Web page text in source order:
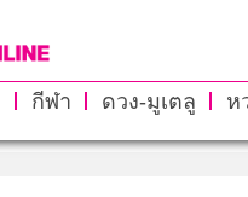
กีฬา ดวง-มูเตลู ห